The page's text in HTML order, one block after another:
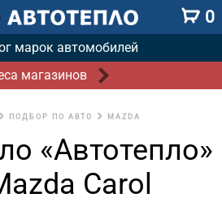
0
марок автомобилей
магазинов
ПОДБОР ПО АВТО MAZDA
«Автотепло»
Carol